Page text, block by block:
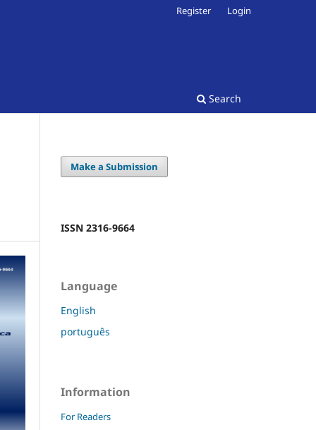
Search
Register Login
Make a Submission
ISSN 2316-9664
Language
English
português
Information
For Readers